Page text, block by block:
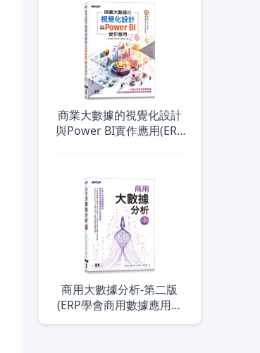
商業大數據的視覺化設計
與Power BI實作應用(ERP
商用大數據分析-第二版
(ERP學會商用數據應用師
認證教材指定用書)